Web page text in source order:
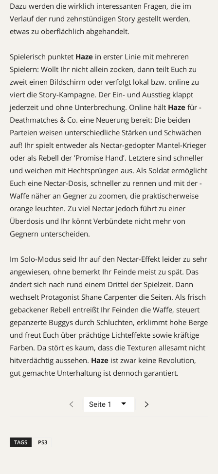
Dazu werden die wirklich interessanten Fragen, die im
Verlauf der rund zehnstündigen Story gestellt werden,
etwas zu oberflächlich abgehandelt.
Spielerisch punktet Haze in erster Linie mit mehreren
Spielern: Wollt Ihr nicht allein zocken, dann teilt Euch zu
zweit einen Bildschirm oder verfolgt lokal bzw. online zu
viert die Story-Kampagne. Der Ein- und Ausstieg klappt
jederzeit und ohne Unterbrechung. Online hält Haze für ­
Deathmatches & Co. eine Neuerung bereit: Die beiden
Parteien weisen unterschiedliche Stärken und Schwächen
auf! Ihr spielt entweder als Nectar-gedopter Mantel-Krieger
oder als Rebell der ’Promise Hand’. Letztere sind schneller
und weichen mit Hechtsprüngen aus. Als Soldat ermöglicht
Euch eine Nectar-Dosis, schneller zu rennen und mit der ­
Waffe näher an Gegner zu zoomen, die praktischerweise
orange leuchten. Zu viel Nectar jedoch führt zu einer
Überdosis und Ihr könnt Verbündete nicht mehr von
Gegnern unterscheiden.
Im Solo-Modus seid Ihr auf den Nectar-Effekt leider zu sehr
angewiesen, ohne bemerkt Ihr Feinde meist zu spät. Das
ändert sich nach rund einem Drittel der Spielzeit. Dann
wechselt Protagonist ­Shane Carpenter die Seiten. Als frisch
gebackener Rebell entreißt Ihr Feinden die Waffe, steuert
gepanzerte Buggys durch Schluchten, erklimmt hohe Berge
und freut Euch über prächtige Licht­effekte sowie kräftige
Farben. Da stört es kaum, dass die Texturen allesamt nicht
hitverdächtig aussehen. Haze ist zwar keine Revolution,
gut gemachte Unterhaltung ist dennoch garantiert.
TAGS PS3